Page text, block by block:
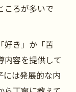
ころが多いで
好き」か「苦
内容を提供して
には発展的な内